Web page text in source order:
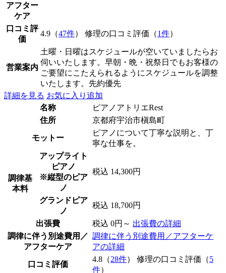
アフター
ケア
口コミ評
価
4.9（47件） 修理の口コミ評価（1件）
営業案内
土曜・日曜はスケジュールが空いていましたらお
伺いいたします。早朝・晩・祝祭日でもお客様の
ご要望にこたえられるようにスケジュールを調整
いたします。先約優先
詳細を見る お気に入り追加
名称
ピアノアトリエRest
住所
京都府宇治市槇島町
モットー
ピアノについて丁寧な説明と、丁
寧な仕事を。
調律基
本料
アップライト
ピアノ
※縦型のピア
ノ
税込 14,300円
グランドピア
ノ
税込 18,700円
出張費 税込 0円～ 出張費の詳細
調律に伴う別途費用／
アフターケア
調律に伴う別途費用／アフターケ
アの詳細
口コミ評価
4.8（28件） 修理の口コミ評価（5
件）